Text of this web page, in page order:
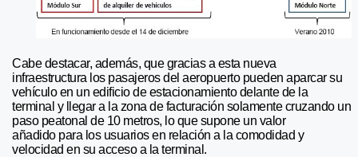
Cabe destacar, además, que gracias a esta nueva
infraestructura los pasajeros del aeropuerto pueden aparcar su
vehículo en un edificio de estacionamiento delante de la
terminal y llegar a la zona de facturación solamente cruzando un
paso peatonal de 10 metros, lo que supone un valor
añadido para los usuarios en relación a la comodidad y
velocidad en su acceso a la terminal.